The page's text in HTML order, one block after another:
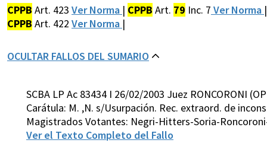
CPPB Art. 423 Ver Norma | CPPB Art. 79 Inc. 7 Ver Norma
CPPB Art. 422 Ver Norma |
OCULTAR FALLOS DEL SUMARIO
SCBA LP Ac 83434 I 26/02/2003 Juez RONCORONI
Carátula: M. ,N. s/Usurpación. Rec. extraord. de
Magistrados Votantes: Negri-Hitters-Soria-
Ver el Texto Completo del Fallo